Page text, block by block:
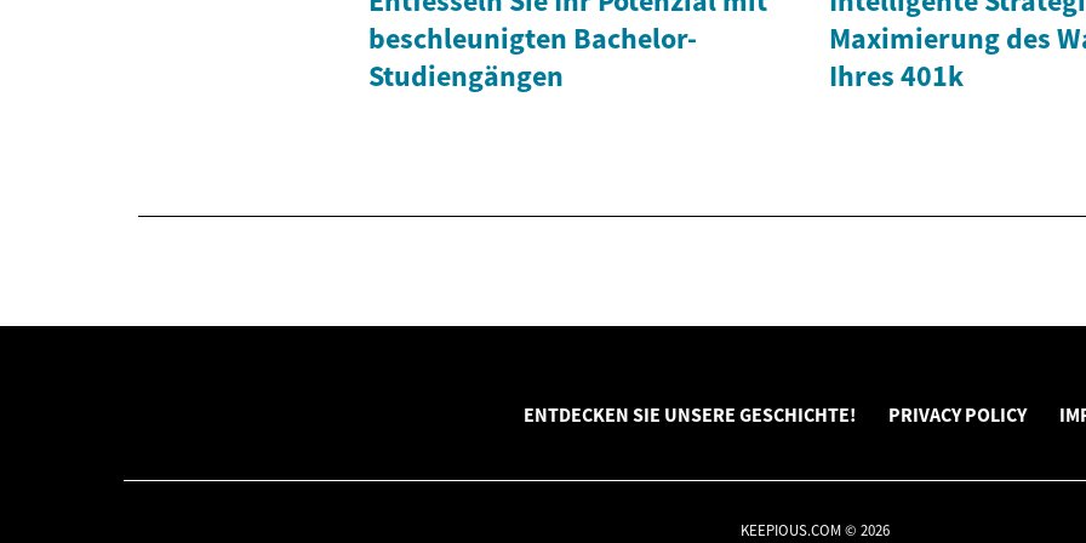
beschleunigten Bachelor-
Studiengängen
Maximierung des
Ihres 401k
ENTDECKEN SIE UNSERE GESCHICHTE! PRIVACY POLICY
KEEPIOUS.COM © 2026